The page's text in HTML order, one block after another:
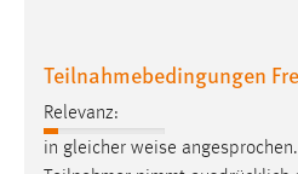
Teilnahmebedingungen
Relevanz:
in gleicher weise